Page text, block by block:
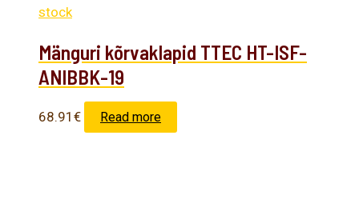
stock
Mänguri kõrvaklapid TTEC HT-ISF-
ANIBBK-19
68.91 € Read more